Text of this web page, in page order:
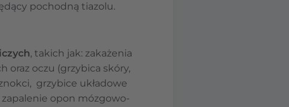
pochodną tiazolu.
, takich jak: zakażenia
oraz oczu (grzybica skóry,
grzybice układowe
opon mózgowo-